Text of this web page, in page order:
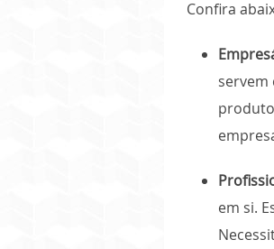
Confira
servem
em si.